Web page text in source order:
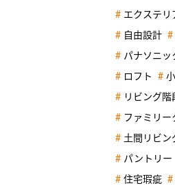
エクステリ
自由設計
パナソニッ
ロフト
リビング階
ファミリー
土間リビン
パントリー
住宅瑕疵